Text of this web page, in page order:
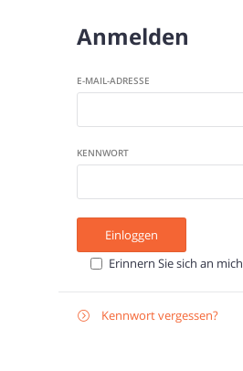
Anmelden
E-MAIL-ADRESSE
KENNWORT
Einloggen
Erinnern Sie sich an mich
 Kennwort vergessen?